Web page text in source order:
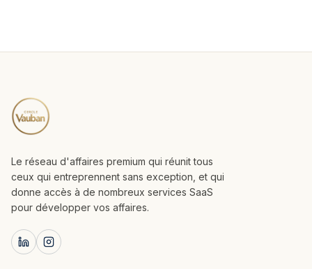
Le réseau d'affaires premium qui réunit tous
ceux qui entreprennent sans exception, et qui
donne accès à de nombreux services SaaS
pour développer vos affaires.